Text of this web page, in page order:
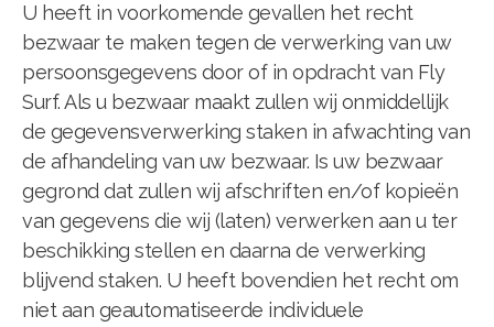
U heeft in voorkomende gevallen het recht
bezwaar te maken tegen de verwerking van uw
persoonsgegevens door of in opdracht van Fly
Surf. Als u bezwaar maakt zullen wij onmiddellijk
de gegevensverwerking staken in afwachting van
de afhandeling van uw bezwaar. Is uw bezwaar
gegrond dat zullen wij afschriften en/of kopieën
van gegevens die wij (laten) verwerken aan u ter
beschikking stellen en daarna de verwerking
blijvend staken. U heeft bovendien het recht om
niet aan geautomatiseerde individuele